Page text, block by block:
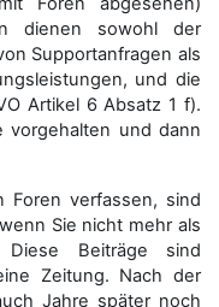
dienen sowohl der
Supportanfragen als
und die
Artikel 6 Absatz 1 f).
vorgehalten und dann
Foren verfassen, sind
Sie nicht mehr als
Beiträge sind
Zeitung. Nach der
Jahre später noch